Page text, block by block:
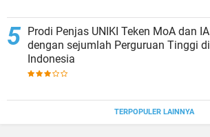
Prodi Penjas UNIKI Teken MoA dan IA
dengan sejumlah Perguruan Tinggi di
Indonesia
TERPOPULER LAINNYA